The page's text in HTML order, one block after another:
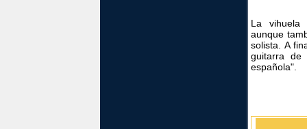
La vihuela
aunque
solista. A
guitarra de
española".